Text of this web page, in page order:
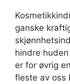
ganske
hindre
er for øvrig
fleste av oss